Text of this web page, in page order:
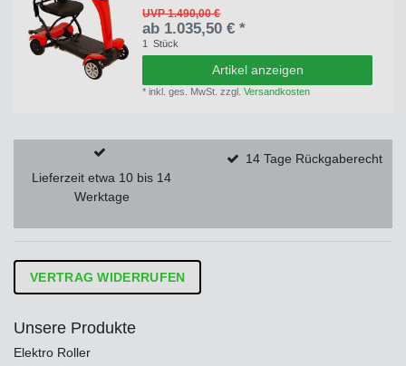
UVP 1.490,00 €
ab 1.035,50 € *
1 Stück
Artikel anzeigen
*inkl. ges. MwSt. zzgl.Versandkosten
Lieferzeit etwa 10 bis 14
Werktage
14 Tage Rückgaberecht
VERTRAG WIDERRUFEN
Unsere Produkte
Elektro Roller